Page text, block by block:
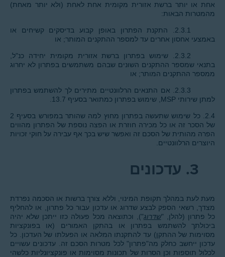
אחת או יותר ברשת אזורית מקומית אחת לאחת (ולא יותר מאחת)
מהמטרות הבאות:
2.3.1. התקנת הפתרון באופן קבוע בדיסקים קשיחים או
באמצעי אחסון אחרים עד למספר ההתקנים המותר; או
2.3.2. שימוש בפתרון ברשת אזורית מקומית יחידה כנ"ל,
בתנאי שמספר ההתקנים השונים שבהם משתמשים בפתרון לא יחרוג
ממספר ההתקנים המותר; או
2.3.3. אם התנאים הרלוונטיים מתירים לך להשתמש בפתרון
למתן שירותי MSP, שימוש בפתרון כמתואר בסעיף 13.7.
2.4. כל שימוש שתעשה בפתרון מחוץ למה שהותר במפורש בסעיף 2
של הסכר זה או כל מכירה חוזרת או הפצה נוספת של הפתרון מהווים
הפרה מהותית של הסכם זה ואפשר שיש בכך אף עבירה על חוקי זכויות
היוצרים הרלוונטיים.
3. עדכונים
מעת לעת במהלך תקופת המינוי, וללא צורך ברשות או הסכמה נפרדת
מצדך, רשאי הספק לבצע שדרוג או עדכון עבור כל פתרון, או להחליף
כל פתרון (להלן, "שדרוג"), וכתוצאה מכל פעולה כזו ייתכן שלא יהיה
ביכולתך להשתמש בפתרון או בהתקן האמורים (או בפונקציות
מסוימות של ההתקן) עד להתקנתו המלאה או הפעלתו של העדכון. כל
עדכון ייחשב כחלק מה"פתרון" לכל מטרות הסכם זה. עדכונים עשויים
לכלול תוספות וכן הסרות של תכונות מסוימות או פונקציונליות כלשהי